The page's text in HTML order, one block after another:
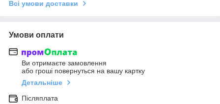
Всі умови доставки
Умови оплати
Ви отримаєте замовлення
або гроші повернуться на вашу картку
Детальніше
Післяплата